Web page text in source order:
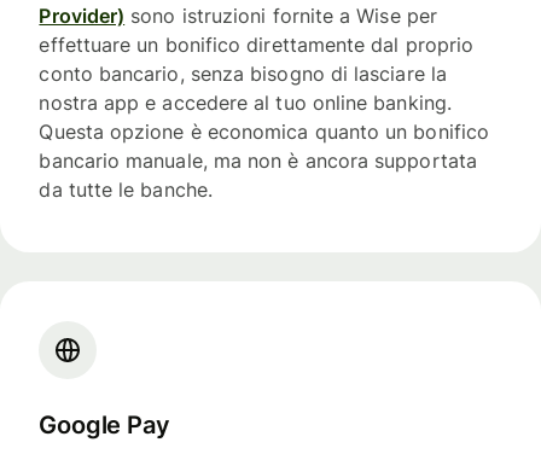
Provider) sono istruzioni fornite a Wise per
effettuare un bonifico direttamente dal proprio
conto bancario, senza bisogno di lasciare la
nostra app e accedere al tuo online banking.
Questa opzione è economica quanto un bonifico
bancario manuale, ma non è ancora supportata
da tutte le banche.
Google Pay